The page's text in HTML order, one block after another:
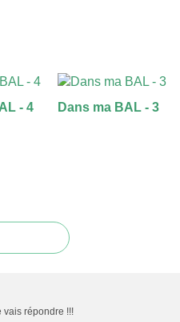
- 4 Dans ma BAL - 3
vais répondre !!!